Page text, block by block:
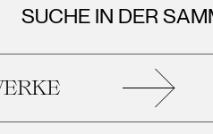
SUCHE IN DER